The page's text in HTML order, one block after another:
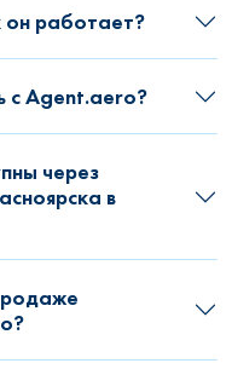
он работает?
с Agent.aero?
через
в